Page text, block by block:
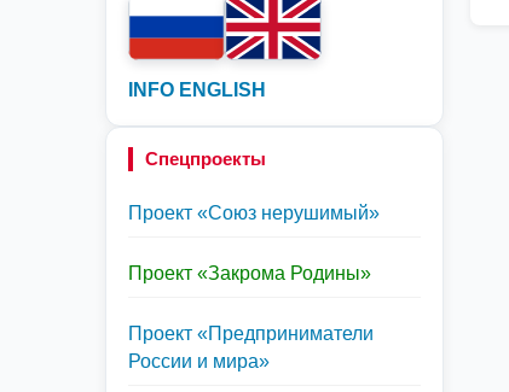
INFO ENGLISH
Спецпроекты
Проект «Союз нерушимый»
Проект «Закрома Родины»
Проект «Предприниматели
России и мира»